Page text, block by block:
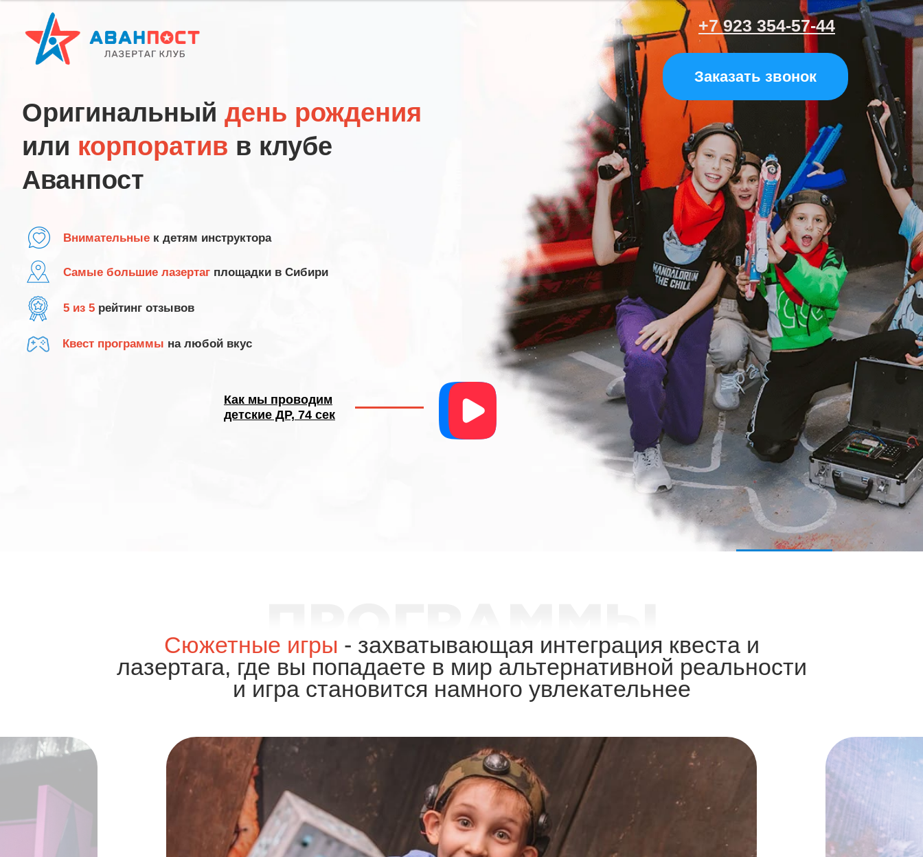
Оригинальный день рождения
или корпоратив в клубе
Аванпост
Самые большие лазертаг площадки в Сибири
5 из 5 рейтинг отзывов
Квест программы на любой вкус
Внимательные к детям инструктора
Как мы проводим
детские ДР, 74 сек
+7 923 354-57-44
Заказать звонок
Сюжетные игры - захватывающая интеграция квеста и
лазертага, где вы попадаете в мир альтернативной реальности
и игра становится намного увлекательнее